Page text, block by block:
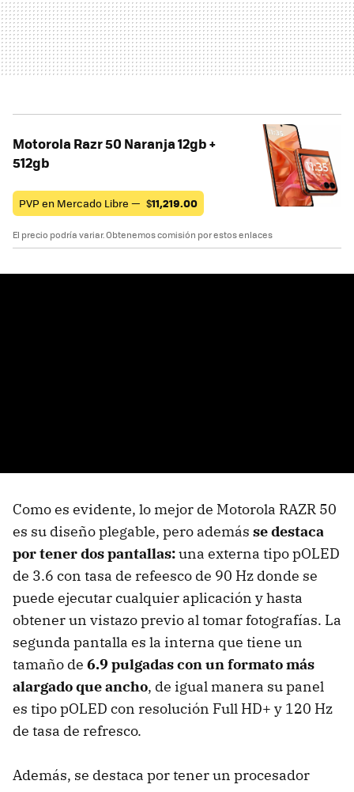
Motorola Razr 50 Naranja 12gb +
512gb
PVP en Mercado Libre — $11,219.00
El precio podría variar. Obtenemos comisión por estos enlaces
Como es evidente, lo mejor de Motorola RAZR 50
es su diseño plegable, pero además se destaca
por tener dos pantallas:una externa tipo pOLED
de 3.6 con tasa de refeesco de 90 Hz donde se
puede ejecutar cualquier aplicación y hasta
obtener un vistazo previo al tomar fotografías. La
segunda pantalla es la interna que tiene un
tamaño de 6.9 pulgadas con un formato más
alargado que ancho, de igual manera su panel
es tipo pOLED con resolución Full HD+ y 120 Hz
de tasa de refresco.
Además, se destaca por tener un procesador